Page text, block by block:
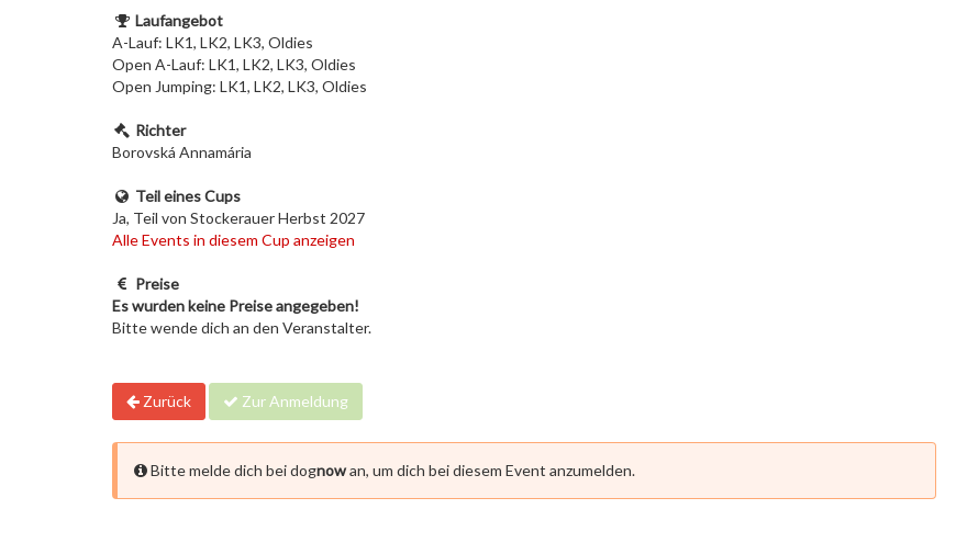
Laufangebot
A-Lauf: LK1, LK2, LK3, Oldies
Open A-Lauf: LK1, LK2, LK3, Oldies
Open Jumping: LK1, LK2, LK3, Oldies
Richter
Borovská Annamária
Teil eines Cups
Ja, Teil von Stockerauer Herbst 2027
Alle Events in diesem Cup anzeigen
Preise
Es wurden keine Preise angegeben!
Bitte wende dich an den Veranstalter.
Zurück Zur Anmeldung
Bitte melde dich bei dognowan, um dich bei diesem Event anzumelden.